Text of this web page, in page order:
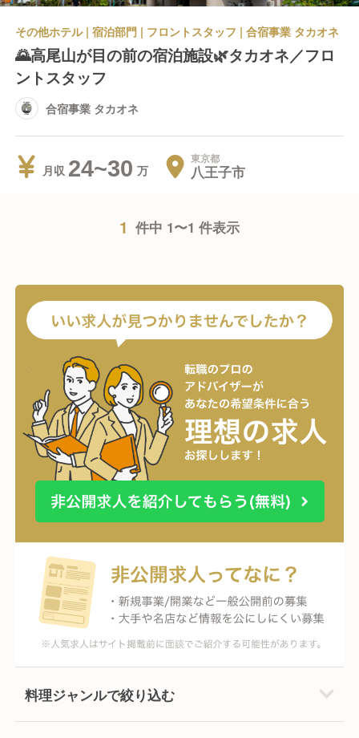
その他ホテル | 宿泊部門 | フロントスタッフ | 合宿事業 タカオネ
🌄高尾山が目の前の宿泊施設🌿タカオネ／フロ
ントスタッフ
合宿事業 タカオネ
月収 24~30 東京都
八王子市
1 件中 1〜1 件表示
料理ジャンルで絞り込む